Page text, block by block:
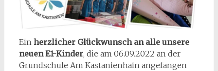
Ein herzlicher Glückwunsch an alle unsere
neuen E1-Kinder, die am 06.09.2022 an der
Grundschule Am Kastanienhain angefangen